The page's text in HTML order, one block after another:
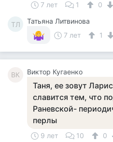
7 лет 1 0
ТЛ
Татьяна Литвинова
7 лет
1
ВК Виктор Кугаенко
Таня, ее зовут
славится тем, что
Раневской-
перлы
9 лет 10
0